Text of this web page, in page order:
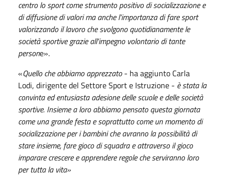
centro lo sport come strumento positivo di socializzazione e
di diffusione di valori ma anche l'importanza di fare sport
valorizzando il lavoro che svolgono quotidianamente le
società sportive grazie all'impegno volontario di tante
persone».
«Quello che abbiamo apprezzato- ha aggiunto Carla
Lodi, dirigente del Settore Sport e Istruzione - è stata la
convinta ed entusiasta adesione delle scuole e delle società
sportive. Insieme a loro abbiamo pensato questa giornata
come una grande festa e soprattutto come un momento di
socializzazione per i bambini che avranno la possibilità di
stare insieme, fare gioco di squadra e attraverso il gioco
imparare crescere e apprendere regole che serviranno loro
per tutta la vita»